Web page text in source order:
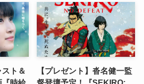
スト＆
【プレゼント】沓名健一監